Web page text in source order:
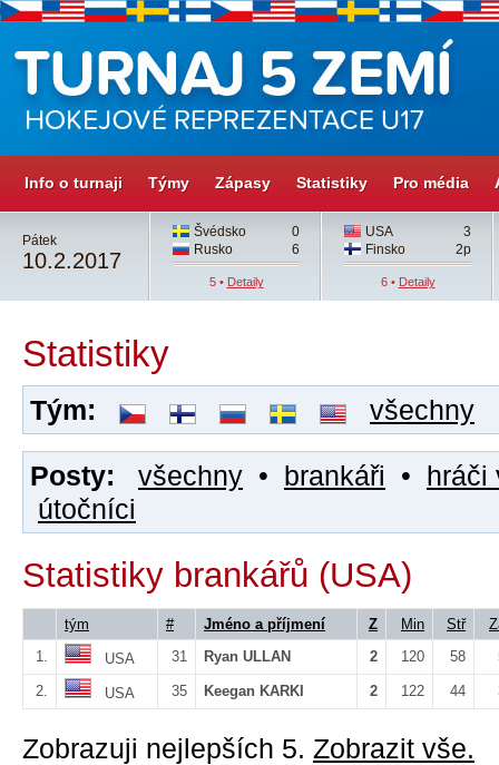
Info o turnaji Týmy Zápasy Statistiky Pro média
Pátek
10.2.2017
Švédsko
0
Rusko
6
5 • Detaily
USA
3
Finsko
2p
6 • Detaily
Statistiky
Tým: všechny
Posty: všechny • brankáři • hráči
útočníci
Statistiky brankářů (USA)
tým # Jméno a příjmení Z Min Stř
1.
USA 31 Ryan ULLAN 2 120 58
2. USA 35 Keegan KARKI 2 122 44
Zobrazuji nejlepších 5. Zobrazit vše.